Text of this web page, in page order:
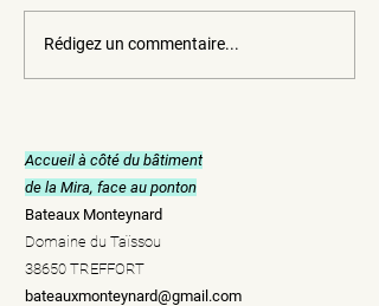
Passerelle de l'Hebron
Rédigez un commentaire...
Accueil à côté du bâtiment
de la Mira, face au ponton
Bateaux Monteynard
Domaine du Taïssou
38650 TREFFORT
bateauxmonteynard@gmail.com